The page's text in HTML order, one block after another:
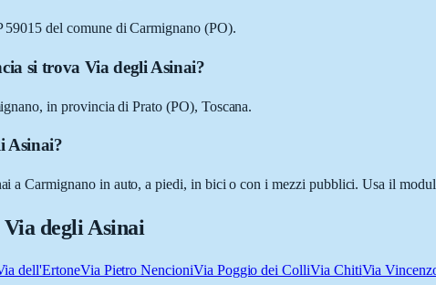
del comune di Carmignano (PO).
si trova Via degli Asinai?
in provincia di Prato (PO), Toscana.
Asinai?
a Carmignano in auto, a piedi, in bici o con i mezzi pubblici. Usa il
Via degli Asinai
dell'ErtoneVia Pietro NencioniVia Poggio dei ColliVia ChitiVia